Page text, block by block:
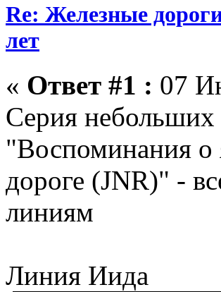
Re: Железные
лет
« Ответ #1 : 07
Серия
"Воспоминания о
дороге (JNR)" -
линиям
Линия Иида